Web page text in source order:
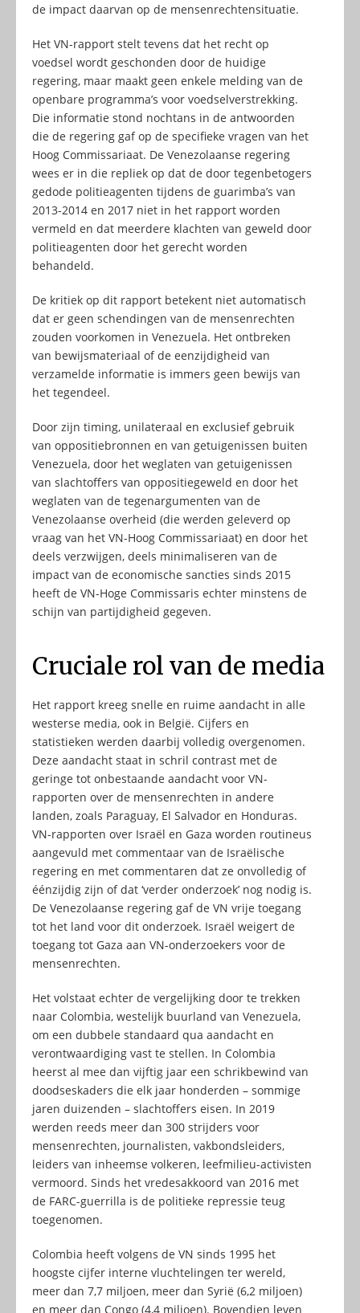
de impact daarvan op de mensenrechtensituatie.
Het VN-rapport stelt tevens dat het recht op
voedsel wordt geschonden door de huidige
regering, maar maakt geen enkele melding van de
openbare programma’s voor voedselverstrekking.
Die informatie stond nochtans in de antwoorden
die de regering gaf op de specifieke vragen van het
Hoog Commissariaat. De Venezolaanse regering
wees er in die repliek op dat de door tegenbetogers
gedode politieagenten tijdens de guarimba’s van
2013-2014 en 2017 niet in het rapport worden
vermeld en dat meerdere klachten van geweld door
politieagenten door het gerecht worden
behandeld.
De kritiek op dit rapport betekent niet automatisch
dat er geen schendingen van de mensenrechten
zouden voorkomen in Venezuela. Het ontbreken
van bewijsmateriaal of de eenzijdigheid van
verzamelde informatie is immers geen bewijs van
het tegendeel.
Door zijn timing, unilateraal en exclusief gebruik
van oppositiebronnen en van getuigenissen buiten
Venezuela, door het weglaten van getuigenissen
van slachtoffers van oppositiegeweld en door het
weglaten van de tegenargumenten van de
Venezolaanse overheid (die werden geleverd op
vraag van het VN-Hoog Commissariaat) en door het
deels verzwijgen, deels minimaliseren van de
impact van de economische sancties sinds 2015
heeft de VN-Hoge Commissaris echter minstens de
schijn van partijdigheid gegeven.
Cruciale rol van de media
Het rapport kreeg snelle en ruime aandacht in alle
westerse media, ook in België. Cijfers en
statistieken werden daarbij volledig overgenomen.
Deze aandacht staat in schril contrast met de
geringe tot onbestaande aandacht voor VN-
rapporten over de mensenrechten in andere
landen, zoals Paraguay, El Salvador en Honduras.
VN-rapporten over Israël en Gaza worden routineus
aangevuld met commentaar van de Israëlische
regering en met commentaren dat ze onvolledig of
éénzijdig zijn of dat ‘verder onderzoek’ nog nodig is.
De Venezolaanse regering gaf de VN vrije toegang
tot het land voor dit onderzoek. Israël weigert de
toegang tot Gaza aan VN-onderzoekers voor de
mensenrechten.
Het volstaat echter de vergelijking door te trekken
naar Colombia, westelijk buurland van Venezuela,
om een dubbele standaard qua aandacht en
verontwaardiging vast te stellen. In Colombia
heerst al mee dan vijftig jaar een schrikbewind van
doodseskaders die elk jaar honderden – sommige
jaren duizenden – slachtoffers eisen. In 2019
werden reeds meer dan 300 strijders voor
mensenrechten, journalisten, vakbondsleiders,
leiders van inheemse volkeren, leefmilieu-activisten
vermoord. Sinds het vredesakkoord van 2016 met
de FARC-guerrilla is de politieke repressie teug
toegenomen.
Colombia heeft volgens de VN sinds 1995 het
hoogste cijfer interne vluchtelingen ter wereld,
meer dan 7,7 miljoen, meer dan Syrië (6,2 miljoen)
en meer dan Congo (4,4 miljoen). Bovendien leven